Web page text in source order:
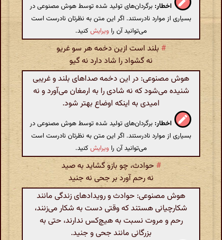
اخطار: برگردان‌های تولید شده توسط هوش مصنوعی در
بسیاری از موارد نادرستند. اگر این متن به نظرتان نادرست است
می‌توانید آن را ویرایشکنید.
# بلند است ازین دخمه هر سو غریو
نه گشواد را شاد دارد نه گیو
هوش مصنوعی: در این دخمه صداهای بلند و غریبی
شنیده می‌شود که نه شادی را به ارمغان می‌آورد و نه
امیدی به اینکه اوضاع بهتر شود.
اخطار: برگردان‌های تولید شده توسط هوش مصنوعی در
بسیاری از موارد نادرستند. اگر این متن به نظرتان نادرست است
می‌توانید آن را ویرایشکنید.
# حوادث، چو بازو گشاید به صید
نه رحم آورد بر جحی نه جنید
هوش مصنوعی: حوادث و رویدادهای زندگی مانند
شکارچیانی هستند که وقتی دست به شکار می‌زنند،
رحم و مروت نسبت به هیچ‌کس ندارند، حتی به
بزرگانی مانند جحی و جنید.